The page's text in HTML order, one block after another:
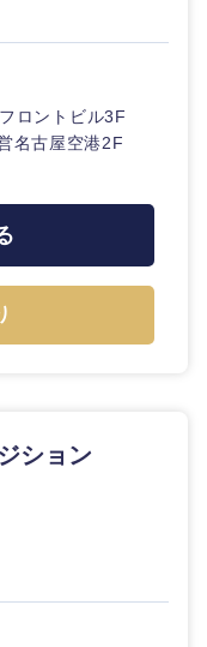
ロントビル3F
名古屋空港2F
ション